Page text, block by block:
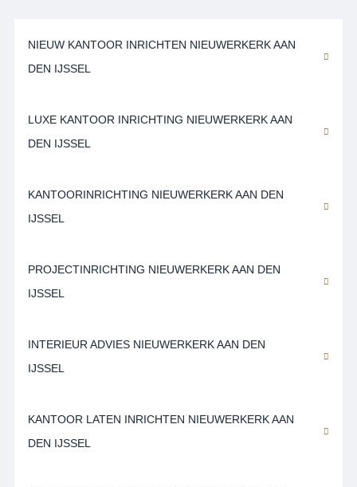
NIEUW KANTOOR INRICHTEN NIEUWERKERK AAN
DEN IJSSEL
LUXE KANTOOR INRICHTING NIEUWERKERK AAN
DEN IJSSEL
KANTOORINRICHTING NIEUWERKERK AAN DEN
IJSSEL
PROJECTINRICHTING NIEUWERKERK AAN DEN
IJSSEL
INTERIEUR ADVIES NIEUWERKERK AAN DEN
IJSSEL
KANTOOR LATEN INRICHTEN NIEUWERKERK AAN
DEN IJSSEL